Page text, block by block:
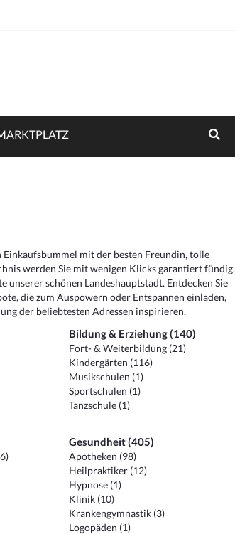
Einkaufsbummel mit der besten Freundin, tolle
werden Sie mit wenigen Klicks garantiert fündig.
schönen Landeshauptstadt. Entdecken Sie
die zum Auspowern oder Entspannen einladen,
der beliebtesten Adressen inspirieren.
Bildung & Erziehung (140)
Fort- & Weiterbildung (21)
Kindergärten (116)
Musikschulen (1)
Sportschulen (1)
Tanzschule (1)
Gesundheit (405)
Apotheken (98)
Heilpraktiker (12)
Hypnose (1)
Klinik (10)
Krankengymnastik (3)
Logopäden (1)